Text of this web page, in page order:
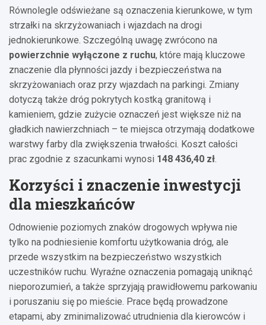
Równolegle odświeżane są oznaczenia kierunkowe, w tym
strzałki na skrzyżowaniach i wjazdach na drogi
jednokierunkowe. Szczególną uwagę zwrócono na
powierzchnie wyłączone z ruchu, które mają kluczowe
znaczenie dla płynności jazdy i bezpieczeństwa na
skrzyżowaniach oraz przy wjazdach na parkingi. Zmiany
dotyczą także dróg pokrytych kostką granitową i
kamieniem, gdzie zużycie oznaczeń jest większe niż na
gładkich nawierzchniach – te miejsca otrzymają dodatkowe
warstwy farby dla zwiększenia trwałości. Koszt całości
prac zgodnie z szacunkami wynosi 148 436,40 zł.
Korzyści i znaczenie inwestycji
dla mieszkańców
Odnowienie poziomych znaków drogowych wpływa nie
tylko na podniesienie komfortu użytkowania dróg, ale
przede wszystkim na bezpieczeństwo wszystkich
uczestników ruchu. Wyraźne oznaczenia pomagają uniknąć
nieporozumień, a także sprzyjają prawidłowemu parkowaniu
i poruszaniu się po mieście. Prace będą prowadzone
etapami, aby zminimalizować utrudnienia dla kierowców i